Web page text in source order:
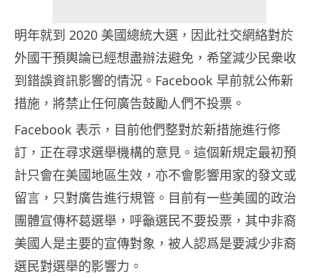
明年就到 2020 美國總統大選，因此社交網絡對於
外國干預輿論已經想盡辦法避免，希望減少民衆收
到錯誤資訊影響的情況。Facebook 早前就公佈新
措施，將禁止任何廣告鼓勵人們不投票。
Facebook 表示，目前他們整對於新措施進行修
訂，正在尋求選舉機構的意見。這個新規定最初預
計只會在美國地區生效，亦不會影響用家的發文或
留言，只對廣告進行規管。目前有一些美國的政治
團體宣傳杯葛選舉，呼籲選民不要投票，其中非裔
美國人是主要的宣傳對象，被人認爲是要減少非裔
選民對選舉的影響力。